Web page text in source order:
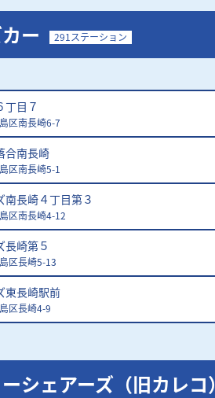
ー 291ステーション
丁目７
区南長崎6-7
合南長崎
区南長崎5-1
南長崎４丁目第３
区南長崎4-12
長崎第５
区長崎5-13
東長崎駅前
区長崎4-9
シェアーズ（旧カレコ）